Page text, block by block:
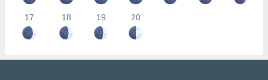
17 18 19 20